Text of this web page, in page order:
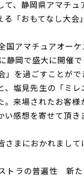
て、静岡県アマチ
「おもてなし大会
国アマチュアオー
静岡で盛大に開催
を過ごすことが
、塩見先生の「ミ
来場されたお客
い感想を寄せて頂き
さまにおかれまし
トラの普遍性 新